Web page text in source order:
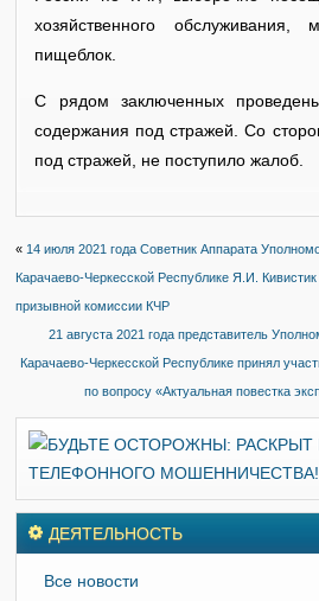
хозяйственного обслуживания,
пищеблок.
С рядом заключенных
содержания под стражей. Со
под стражей, не поступило жалоб.
« 14 июля 2021 года Советник Аппарата
Карачаево-Черкесской Республике Я.И.
призывной комиссии КЧР
21 августа 2021 года представитель
Карачаево-Черкесской Республике принял
по вопросу «Актуальная повестка
ДЕЯТЕЛЬНОСТЬ
Все новости